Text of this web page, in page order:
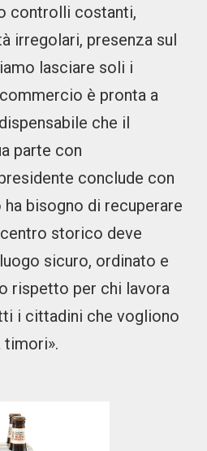
controlli costanti,
irregolari, presenza sul
lasciare soli i
è pronta a
che il
parte con
conclude con
ha bisogno di recuperare
storico deve
sicuro, ordinato e
rispetto per chi lavora
i cittadini che vogliono
timori».